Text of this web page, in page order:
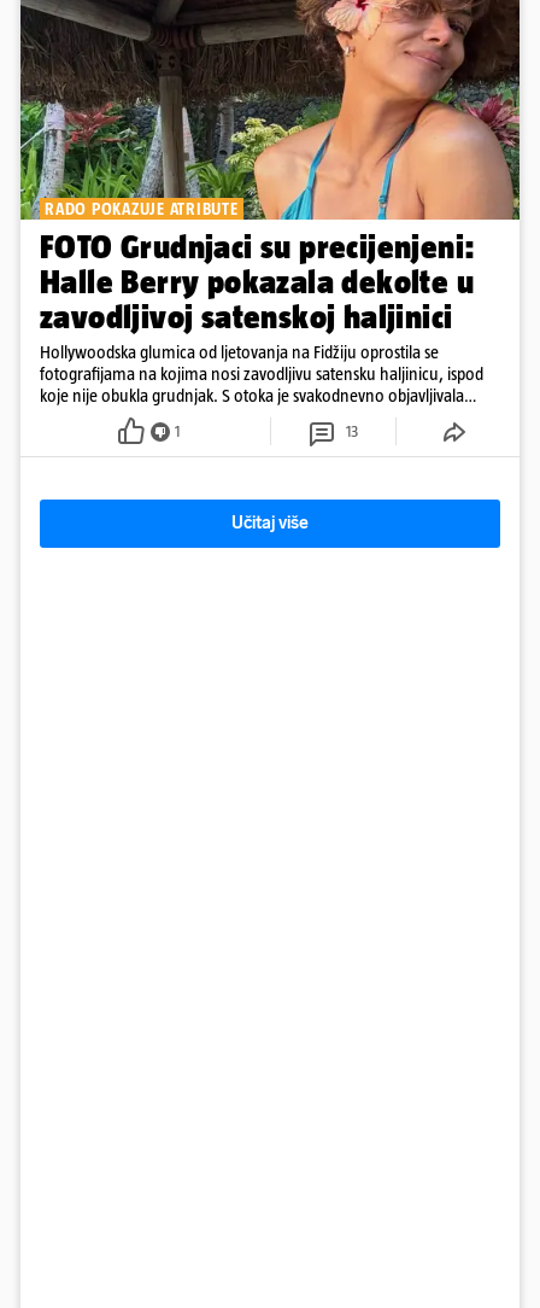
RADO POKAZUJE ATRIBUTE
FOTO Grudnjaci su precijenjeni:
Halle Berry pokazala dekolte u
zavodljivoj satenskoj haljinici
Hollywoodska glumica od ljetovanja na Fidžiju oprostila se
fotografijama na kojima nosi zavodljivu satensku haljinicu, ispod
koje nije obukla grudnjak. S otoka je svakodnevno objavljivala
fotografije u kupaćem
1 13
Učitaj više